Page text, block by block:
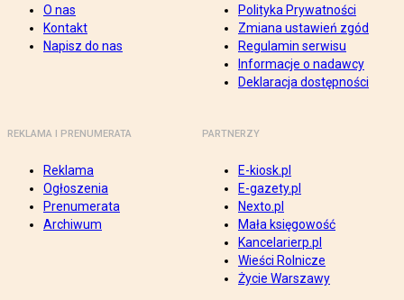
O nas
Kontakt
Napisz do nas
Polityka Prywatności
Zmiana ustawień zgód
Regulamin serwisu
Informacje o nadawcy
Deklaracja dostępności
REKLAMA I PRENUMERATA
Reklama
Ogłoszenia
Prenumerata
Archiwum
PARTNERZY
E-kiosk.pl
E-gazety.pl
Nexto.pl
Mała księgowość
Kancelarierp.pl
Wieści Rolnicze
Życie Warszawy